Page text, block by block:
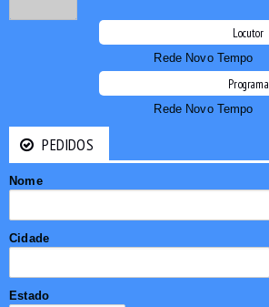
Locutor
Rede Novo Tempo
Programa
Rede Novo Tempo
PEDIDOS
Nome
Cidade
Estado